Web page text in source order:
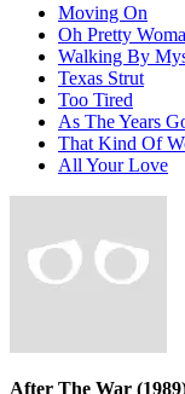
Moving On
Oh Pretty
Walking By
Texas Strut
Too Tired
As The Years
That Kind Of
All Your Love
After The War